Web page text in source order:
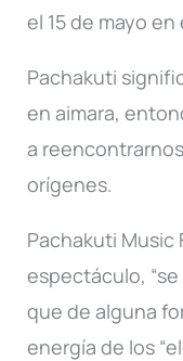
el 15 de mayo
Pachakuti
en aimara,
a
orígenes.
Pachakuti Music
espectáculo,
que de alguna
energía de los